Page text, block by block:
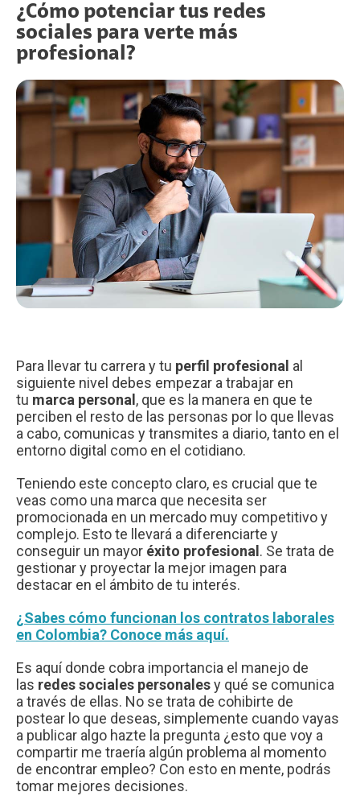
¿Cómo potenciar tus redes
sociales para verte más
profesional?
Para llevar tu carrera y tu perfil profesional al
siguiente nivel debes empezar a trabajar en
tu marca personal , que es la manera en que te
perciben el resto de las personas por lo que llevas
a cabo, comunicas y transmites a diario, tanto en el
entorno digital como en el cotidiano.
Teniendo este concepto claro, es crucial que te
veas como una marca que necesita ser
promocionada en un mercado muy competitivo y
complejo. Esto te llevará a diferenciarte y
conseguir un mayor éxito profesional . Se trata de
gestionar y proyectar la mejor imagen para
destacar en el ámbito de tu interés.
¿Sabes cómo funcionan los contratos laborales
en Colombia? Conoce más aquí.
Es aquí donde cobra importancia el manejo de
las redes sociales personalesy qué se comunica
a través de ellas. No se trata de cohibirte de
postear lo que deseas, simplemente cuando vayas
a publicar algo hazte la pregunta ¿esto que voy a
compartir me traería algún problema al momento
de encontrar empleo? Con esto en mente, podrás
tomar mejores decisiones.